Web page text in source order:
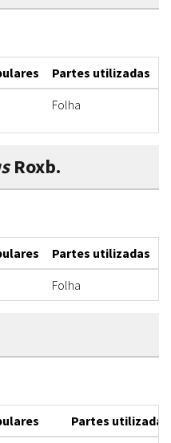
Partes utilizadas
Folha
Roxb.
Partes utilizadas
Folha
Partes utilizadas